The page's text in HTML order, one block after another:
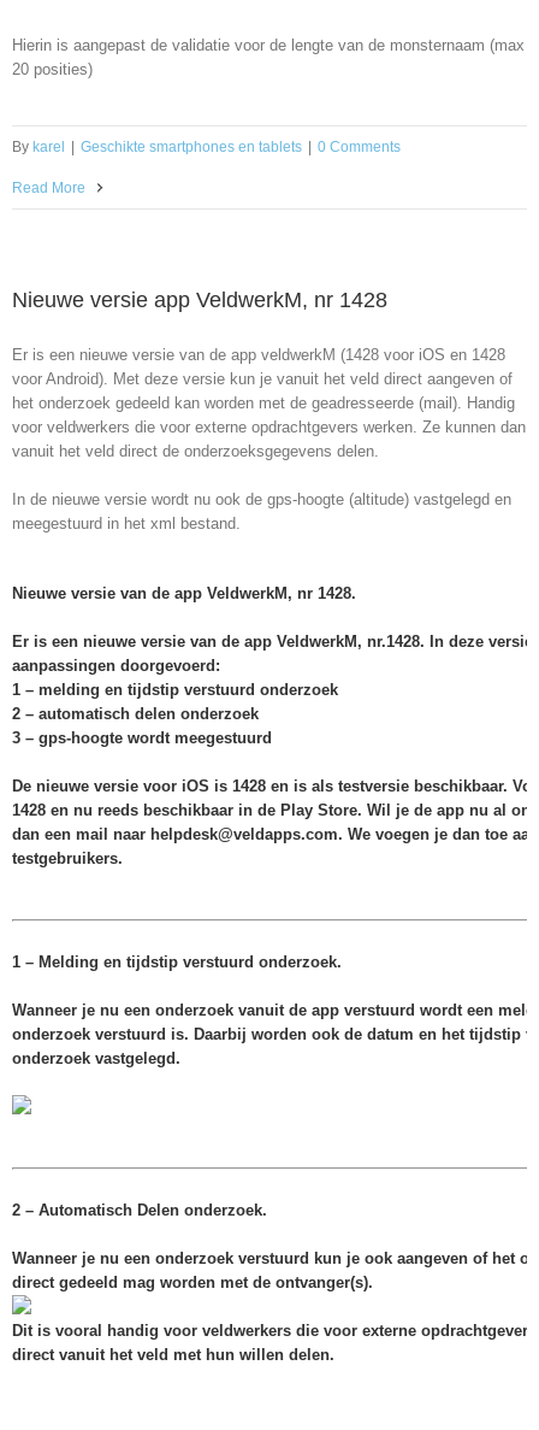
Hierin is aangepast de validatie voor de lengte van de monsternaam (max
20 posities)
By karel Geschikte smartphones en tablets 0 Comments
Read More
Nieuwe versie app VeldwerkM, nr 1428
Er is een nieuwe versie van de app veldwerkM (1428 voor iOS en 1428
voor Android). Met deze versie kun je vanuit het veld direct aangeven of
het onderzoek gedeeld kan worden met de geadresseerde (mail). Handig
voor veldwerkers die voor externe opdrachtgevers werken. Ze kunnen dan
vanuit het veld direct de onderzoeksgegevens delen.
In de nieuwe versie wordt nu ook de gps-hoogte (altitude) vastgelegd en
meegestuurd in het xml bestand.
Nieuwe versie van de app VeldwerkM, nr 1428.
Er is een nieuwe versie van de app VeldwerkM, nr.1428. In deze
aanpassingen doorgevoerd:
1 – melding en tijdstip verstuurd onderzoek
2 – automatisch delen onderzoek
3 – gps-hoogte wordt meegestuurd
De nieuwe versie voor iOS is 1428 en is als testversie beschikbaar.
1428 en nu reeds beschikbaar in de Play Store. Wil je de app nu al
dan een mail naar helpdesk@veldapps.com. We voegen je dan toe
testgebruikers.
1 – Melding en tijdstip verstuurd onderzoek.
Wanneer je nu een onderzoek vanuit de app verstuurd wordt een
onderzoek verstuurd is. Daarbij worden ook de datum en het tijdstip
onderzoek vastgelegd.
2 – Automatisch Delen onderzoek.
Wanneer je nu een onderzoek verstuurd kun je ook aangeven of het
direct gedeeld mag worden met de ontvanger(s).
Dit is vooral handig voor veldwerkers die voor externe
direct vanuit het veld met hun willen delen.